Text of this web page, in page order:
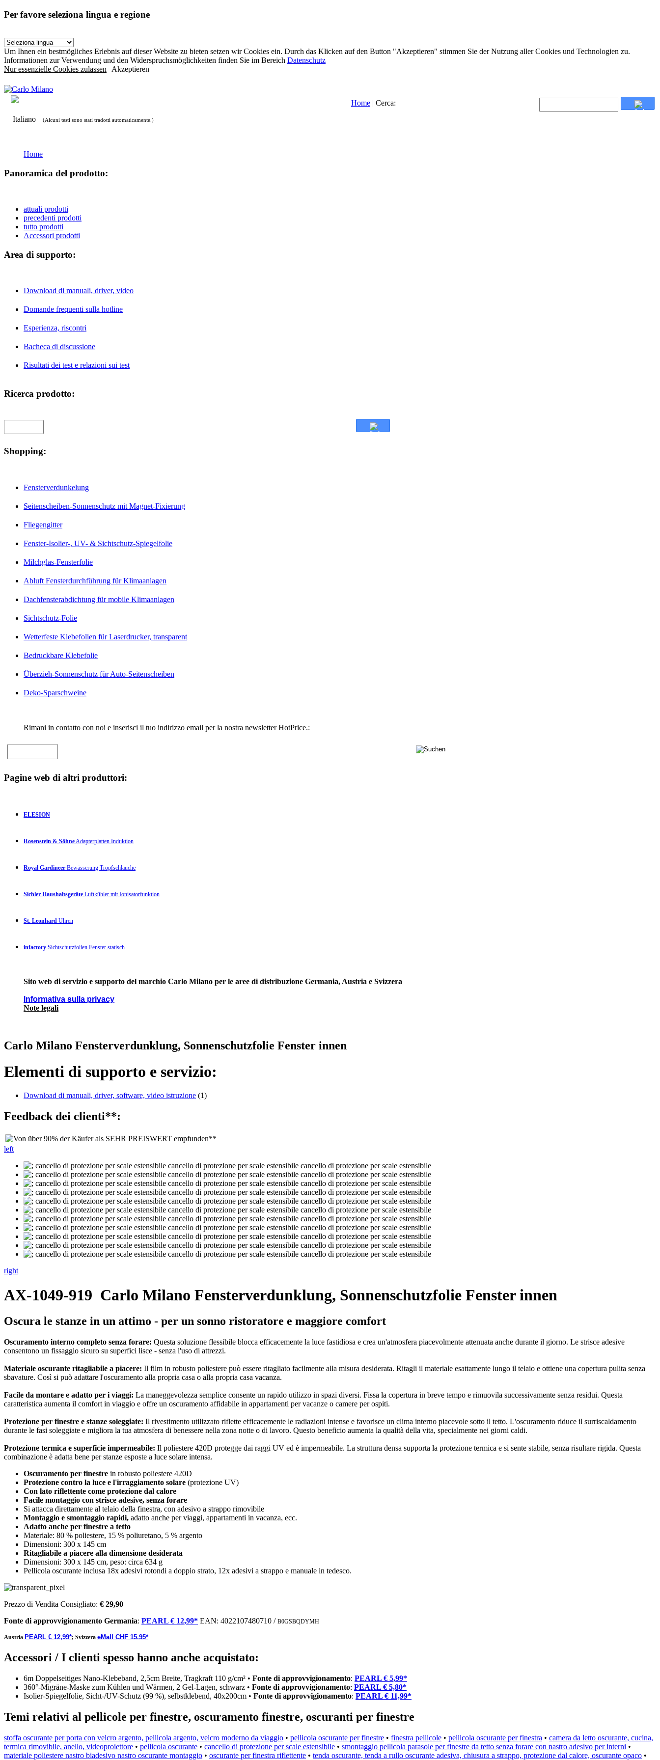
Per favore seleziona lingua e regione
Um Ihnen ein bestmögliches Erlebnis auf dieser Website zu bieten setzen wir Cookies ein. Durch das Klicken auf den Button "Akzeptieren" stimmen Sie der Nutzung aller Cookies und Technologien zu.
Informationen zur Verwendung und den Widerspruchsmöglichkeiten finden Sie im Bereich Datenschutz
Nur essenzielle Cookies zulassen Akzeptieren
Italiano (Alcuni testi sono stati tradotti automaticamente.)
Home | Cerca:
Home
Panoramica del prodotto:
attuali prodotti
precedenti prodotti
tutto prodotti
Accessori prodotti
Area di supporto:
Download di manuali, driver, video
Domande frequenti sulla hotline
Esperienza, riscontri
Bacheca di discussione
Risultati dei test e relazioni sui test
Ricerca prodotto:
Shopping:
Fensterverdunkelung
Seitenscheiben-Sonnenschutz mit Magnet-Fixierung
Fliegengitter
Fenster-Isolier-, UV- & Sichtschutz-Spiegelfolie
Milchglas-Fensterfolie
Abluft Fensterdurchführung für Klimaanlagen
Dachfensterabdichtung für mobile Klimaanlagen
Sichtschutz-Folie
Wetterfeste Klebefolien für Laserdrucker, transparent
Bedruckbare Klebefolie
Überzieh-Sonnenschutz für Auto-Seitenscheiben
Deko-Sparschweine
Rimani in contatto con noi e inserisci il tuo indirizzo email per la nostra newsletter HotPrice.:
Pagine web di altri produttori:
ELESION
Rosenstein & Söhne Adapterplatten Induktion
Royal Gardineer Bewässerung Tropfschläuche
Sichler Haushaltsgeräte Luftkühler mit Ionisatorfunktion
St. Leonhard Uhren
infactory Sichtschutzfolien Fenster statisch
Sito web di servizio e supporto del marchio Carlo Milano per le aree di distribuzione Germania, Austria e Svizzera
Informativa sulla privacy
Note legali
Carlo Milano Fensterverdunklung, Sonnenschutzfolie Fenster innen
Elementi di supporto e servizio:
Download di manuali, driver, software, video istruzione (1)
Feedback dei clienti**:
left
right
AX-1049-919 Carlo Milano Fensterverdunklung, Sonnenschutzfolie Fenster innen
Oscura le stanze in un attimo - per un sonno ristoratore e maggiore comfort
Oscuramento interno completo senza forare: Questa soluzione flessibile blocca efficacemente la luce fastidiosa e crea un'atmosfera piacevolmente attenuata anche durante il giorno. Le strisce adesive
consentono un fissaggio sicuro su superfici lisce - senza l'uso di attrezzi.
Materiale oscurante ritagliabile a piacere: Il film in robusto poliestere può essere ritagliato facilmente alla misura desiderata. Ritagli il materiale esattamente lungo il telaio e ottiene una copertura pulita senza
sbavature. Così si può adattare l'oscuramento alla propria casa o alla propria casa vacanza.
Facile da montare e adatto per i viaggi: La maneggevolezza semplice consente un rapido utilizzo in spazi diversi. Fissa la copertura in breve tempo e rimuovila successivamente senza residui. Questa
caratteristica aumenta il comfort in viaggio e offre un oscuramento affidabile in appartamenti per vacanze o camere per ospiti.
Protezione per finestre e stanze soleggiate: Il rivestimento utilizzato riflette efficacemente le radiazioni intense e favorisce un clima interno piacevole sotto il tetto. L'oscuramento riduce il surriscaldamento
durante le fasi soleggiate e migliora la tua atmosfera di benessere nella zona notte o di lavoro. Questo beneficio aumenta la qualità della vita, specialmente nei giorni caldi.
Protezione termica e superficie impermeabile: Il poliestere 420D protegge dai raggi UV ed è impermeabile. La struttura densa supporta la protezione termica e si sente stabile, senza risultare rigida. Questa
combinazione è adatta bene per stanze esposte a luce solare intensa.
Oscuramento per finestre in robusto poliestere 420D
Protezione contro la luce e l'irraggiamento solare (protezione UV)
Con lato riflettente come protezione dal calore
Facile montaggio con strisce adesive, senza forare
Si attacca direttamente al telaio della finestra, con adesivo a strappo rimovibile
Montaggio e smontaggio rapidi, adatto anche per viaggi, appartamenti in vacanza, ecc.
Adatto anche per finestre a tetto
Materiale: 80 % poliestere, 15 % poliuretano, 5 % argento
Dimensioni: 300 x 145 cm
Ritagliabile a piacere alla dimensione desiderata
Dimensioni: 300 x 145 cm, peso: circa 634 g
Pellicola oscurante inclusa 18x adesivi rotondi a doppio strato, 12x adesivi a strappo e manuale in tedesco.
Prezzo di Vendita Consigliato: € 29,90
Fonte di approvvigionamento Germania: PEARL € 12,99* EAN: 4022107480710 / B0GSBQDYMH
Austria PEARL € 12,99*; Svizzera eMall CHF 15.95*
Accessori / I clienti spesso hanno anche acquistato:
6m Doppelseitiges Nano-Klebeband, 2,5cm Breite, Tragkraft 110 g/cm² • Fonte di approvvigionamento: PEARL € 5,99*
360°-Migräne-Maske zum Kühlen und Wärmen, 2 Gel-Lagen, schwarz • Fonte di approvvigionamento: PEARL € 5,80*
Isolier-Spiegelfolie, Sicht-/UV-Schutz (99 %), selbstklebend, 40x200cm • Fonte di approvvigionamento: PEARL € 11,99*
Temi relativi al pellicole per finestre, oscuramento finestre, oscuranti per finestre
stoffa oscurante per porta con velcro argento, pellicola argento, velcro moderno da viaggio • pellicola oscurante per finestre • finestra pellicole • pellicola oscurante per finestra • camera da letto oscurante, cucina,
termica rimovibile, anello, videoproiettore • pellicola oscurante • cancello di protezione per scale estensibile • smontaggio pellicola parasole per finestre da tetto senza forare con nastro adesivo per interni •
materiale poliestere nastro biadesivo nastro oscurante montaggio • oscurante per finestra riflettente • tenda oscurante, tenda a rullo oscurante adesiva, chiusura a strappo, protezione dal calore, oscurante opaco •